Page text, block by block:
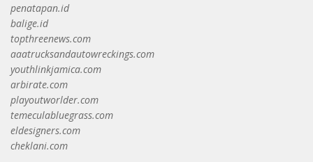
penatapan.id
balige.id
topthreenews.com
aaatrucksandautowreckings.com
youthlinkjamica.com
arbirate.com
playoutworlder.com
temeculabluegrass.com
eldesigners.com
cheklani.com